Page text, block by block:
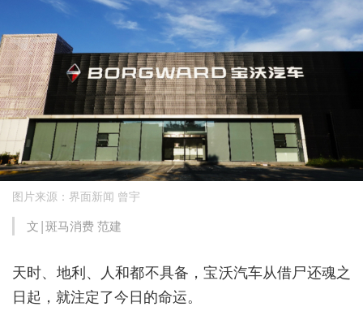
图片来源：界面新闻 曾宇
文|斑马消费 范建
天时、地利、人和都不具备，宝沃汽车从借尸还魂之
日起，就注定了今日的命运。